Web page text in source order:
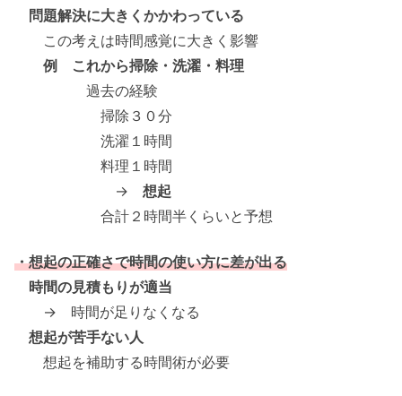
問題解決に大きくかかわっている
この考えは時間感覚に大きく影響
例 これから掃除・洗濯・料理
過去の経験
掃除３０分
洗濯１時間
料理１時間
→ 想起
合計２時間半くらいと予想
・想起の正確さで時間の使い方に差が出る
時間の見積もりが適当
→ 時間が足りなくなる
想起が苦手ない人
想起を補助する時間術が必要